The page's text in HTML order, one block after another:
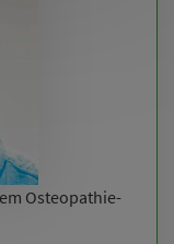
Osteopathie-